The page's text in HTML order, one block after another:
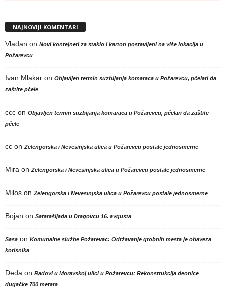
NAJNOVIJI KOMENTARI
Vladan on Novi kontejneri za staklo i karton postavljeni na više lokacija u
Požarevcu
Ivan Mlakar on Objavljen termin suzbijanja komaraca u Požarevcu, pčelari da
zaštite pčele
ccc on Objavljen termin suzbijanja komaraca u Požarevcu, pčelari da zaštite
pčele
cc on Zelengorska i Nevesinjska ulica u Požarevcu postale jednosmerne
Mira on Zelengorska i Nevesinjska ulica u Požarevcu postale jednosmerne
Milos on Zelengorska i Nevesinjska ulica u Požarevcu postale jednosmerne
Bojan on Satarašijada u Dragovcu 16. avgusta
Sasa on Komunalne službe Požarevac: Održavanje grobnih mesta je obaveza
korisnika
Deda on Radovi u Moravskoj ulici u Požarevcu: Rekonstrukcija deonice
dugačke 700 metara